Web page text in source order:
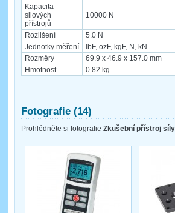
Kapacita
silových
přístrojů
10000 N
Rozlišení
5.0 N
Jednotky měření
lbF, ozF, kgF, N, kN
Rozměry
69.9 x 46.9 x 157.0 mm
Hmotnost
0.82 kg
Fotografie (14)
Prohlédněte si fotografie Zkušební přístroj